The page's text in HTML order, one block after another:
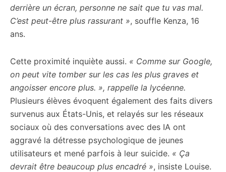
derrière un écran, personne ne sait que tu vas mal.
C’est peut-être plus rassurant », souffle Kenza, 16
ans.
Cette proximité inquiète aussi. « Comme sur Google,
on peut vite tomber sur les cas les plus graves et
angoisser encore plus. », rappelle la lycéenne.
Plusieurs élèves évoquent également des faits divers
survenus aux États-Unis, et relayés sur les réseaux
sociaux où des conversations avec des IA ont
aggravé la détresse psychologique de jeunes
utilisateurs et mené parfois à leur suicide. « Ça
devrait être beaucoup plus encadré », insiste Louise.